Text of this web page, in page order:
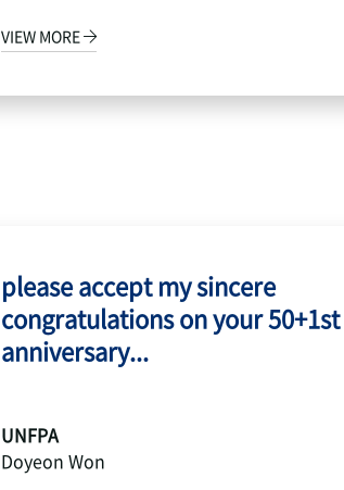
VIEW MORE
please accept my sincere
congratulations on your 50+1st
anniversary...
UNFPA
Doyeon Won